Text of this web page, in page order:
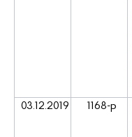
03.12.2019 1168-р